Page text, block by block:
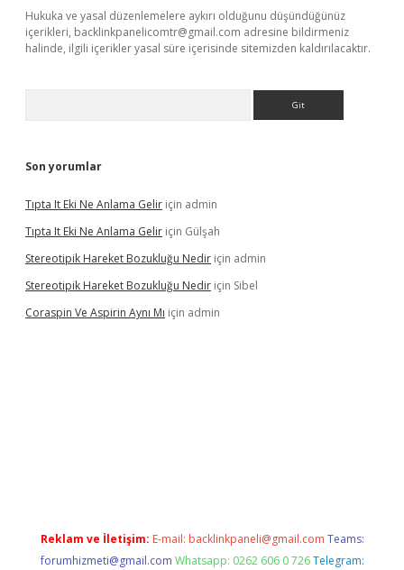
Hukuka ve yasal düzenlemelere aykırı olduğunu düşündüğünüz
içerikleri, backlinkpanelicomtr@gmail.com adresine bildirmeniz
halinde, ilgili içerikler yasal süre içerisinde sitemizden kaldırılacaktır.
Son yorumlar
Tıpta It Eki Ne Anlama Gelir için admin
Tıpta It Eki Ne Anlama Gelir için Gülşah
Stereotipik Hareket Bozukluğu Nedir için admin
Stereotipik Hareket Bozukluğu Nedir için Sibel
Coraspin Ve Aspirin Aynı Mı için admin
Reklam ve İletişim: E-mail: backlinkpaneli@gmail.com Teams:
forumhizmeti@gmail.com Whatsapp: 0262 606 0 726 Telegram: